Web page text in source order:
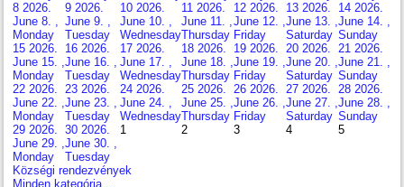
8 2026.
June 8. ,
Monday
9 2026.
June 9. ,
Tuesday
10 2026.
June 10. ,
Wednesday
11 2026.
June 11. ,
Thursday
12 2026.
June 12. ,
Friday
13 2026.
June 13. ,
Saturday
14 2026.
June 14. ,
Sunday
15 2026.
June 15. ,
Monday
16 2026.
June 16. ,
Tuesday
17 2026.
June 17. ,
Wednesday
18 2026.
June 18. ,
Thursday
19 2026.
June 19. ,
Friday
20 2026.
June 20. ,
Saturday
21 2026.
June 21. ,
Sunday
22 2026.
June 22. ,
Monday
23 2026.
June 23. ,
Tuesday
24 2026.
June 24. ,
Wednesday
25 2026.
June 25. ,
Thursday
26 2026.
June 26. ,
Friday
27 2026.
June 27. ,
Saturday
28 2026.
June 28. ,
Sunday
29 2026.
June 29. ,
Monday
30 2026.
June 30. ,
Tuesday
1 2 3 4 5
Községi rendezvények
Minden kategória ...